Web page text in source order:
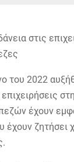
του 2022
έχουν
έχουν ζητήσει